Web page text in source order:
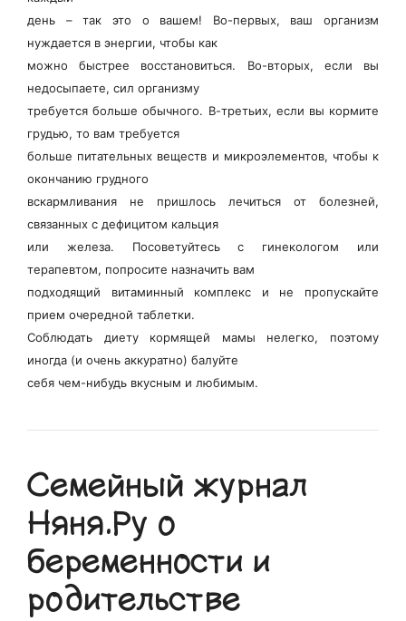
день – так это о вашем! Во-первых, ваш организм
нуждается в энергии, чтобы как
можно быстрее восстановиться. Во-вторых, если вы
недосыпаете, сил организму
требуется больше обычного. В-третьих, если вы кормите
грудью, то вам требуется
больше питательных веществ и микроэлементов, чтобы к
окончанию грудного
вскармливания не пришлось лечиться от болезней,
связанных с дефицитом кальция
или железа. Посоветуйтесь с гинекологом или
терапевтом, попросите назначить вам
подходящий витаминный комплекс и не пропускайте
прием очередной таблетки.
Соблюдать диету кормящей мамы нелегко, поэтому
иногда (и очень аккуратно) балуйте
себя чем-нибудь вкусным и любимым.
Семейный журнал
Няня.Ру о
беременности и
родительстве